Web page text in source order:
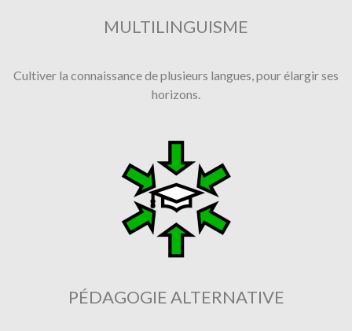
MULTILINGUISME
Cultiver la connaissance de plusieurs langues, pour élargir ses
horizons.
PÉDAGOGIE ALTERNATIVE